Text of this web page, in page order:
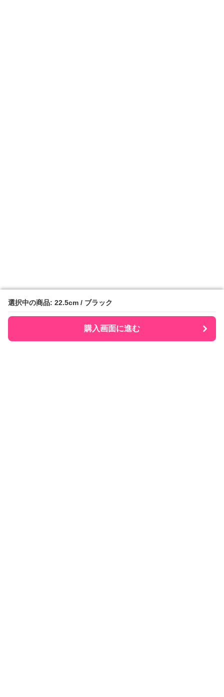
選択中の商品: 22.5cm / ブラック
購入画面に進む
選択中の商品: 22.5cm / ブラック
購入画面に進む